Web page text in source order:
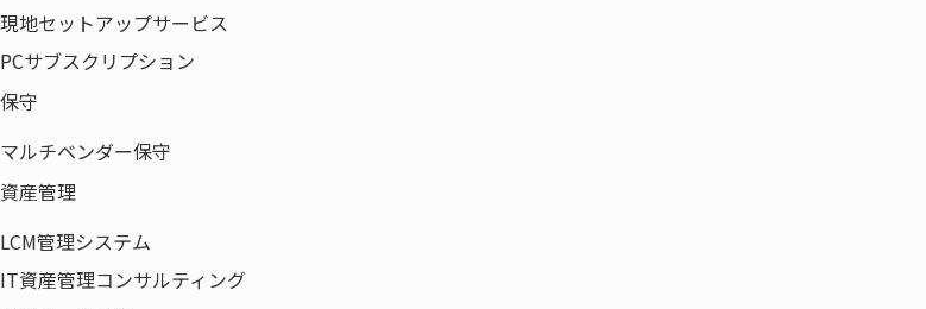
現地セットアップサービス
PCサブスクリプション
保守
マルチベンダー保守
資産管理
LCM管理システム
IT資産管理コンサルティング
製品・サービス
オフィス環境
ICT